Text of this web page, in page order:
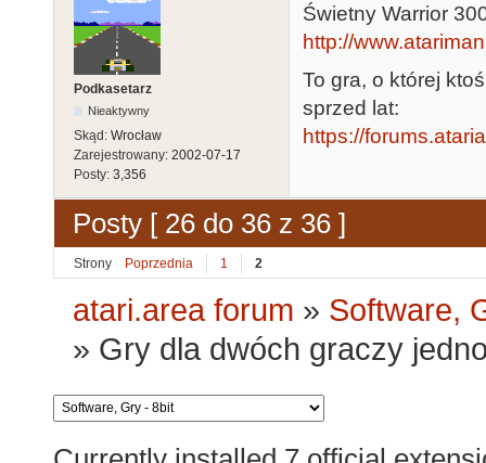
Podkasetarz
Nieaktywny
Skąd: Wrocław
Zarejestrowany: 2002-07-17
Posty: 3,356
Świetny Warrior
http://
To gra, o której
sprzed lat:
https://
Posty [ 26 do 36 z 36 ]
Strony Poprzednia 1 2
atari.area forum » Software,
» Gry dla dwóch graczy